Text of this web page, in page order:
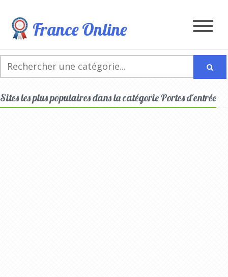
France Online
Sites les plus populaires dans la catégorie Portes d'entrée